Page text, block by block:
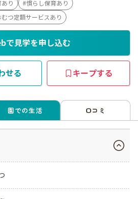
り
慣らし保育あり
むつ定額サービスあり
で見学を申し込む
せる キープする
園での生活 口コミ